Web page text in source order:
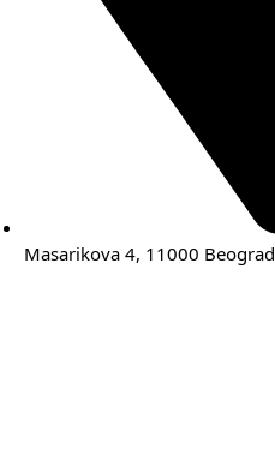
Masarikova 4, 11000 Beograd